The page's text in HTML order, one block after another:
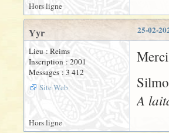
Hors ligne
25-02-
Yyr
Lieu : Reims
Inscription : 2001
Messages : 3 412
Site Web
A
Hors ligne